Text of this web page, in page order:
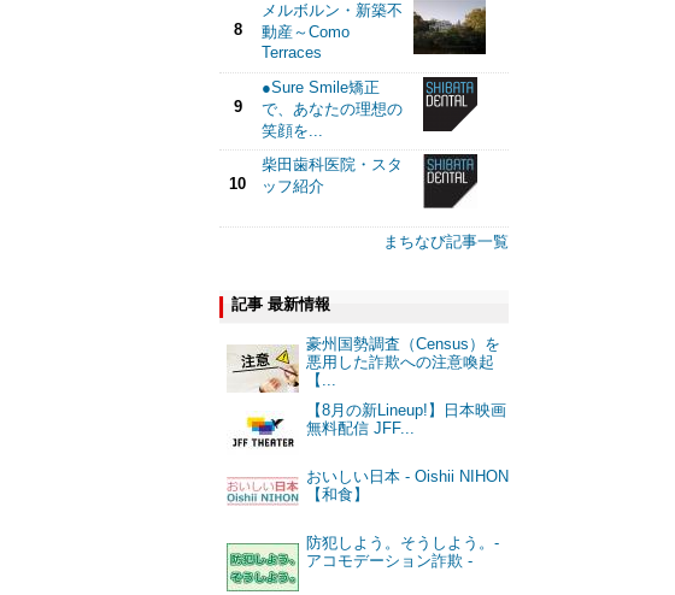
8
メルボルン・新築不
動産～Como
Terraces
9
●Sure Smile矯正
で、あなたの理想の
笑顔を...
10
柴田歯科医院・スタ
ッフ紹介
まちなび記事一覧
記事 最新情報
豪州国勢調査（Census）を
悪用した詐欺への注意喚起
【...
【8月の新Lineup!】日本映画
無料配信 JFF...
おいしい日本 - Oishii NIHON
【和食】
防犯しよう。そうしよう。-
アコモデーション詐欺 -